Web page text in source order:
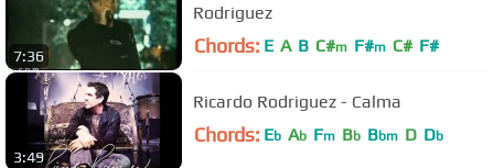
7:36
Rodriguez
Chords: E A B C#m F#m C# F#
3:49
Ricardo Rodriguez - Calma
Chords: Eb Ab Fm Bb Bbm D Db